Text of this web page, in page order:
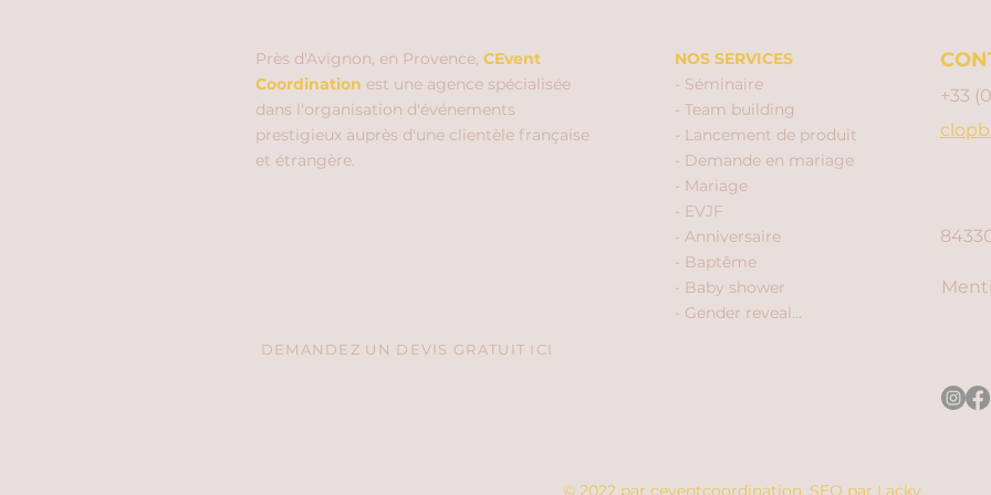
Près d'Avignon, en Provence, CEvent
Coordination est une agence spécialisée
dans l'organisation d'événements
prestigieux auprès d'une clientèle française
et étrangère.
DEMANDEZ UN DEVIS GRATUIT ICI
NOS SERVICES
- Séminaire
- Team building
- Lancement de produit
- Demande en mariage
- Mariage
- EVJF
- Anniversaire
- Baptême
- Baby shower
- Gender reveal...
+33
© 2022 par ceventcoordination. SEO par Lacky